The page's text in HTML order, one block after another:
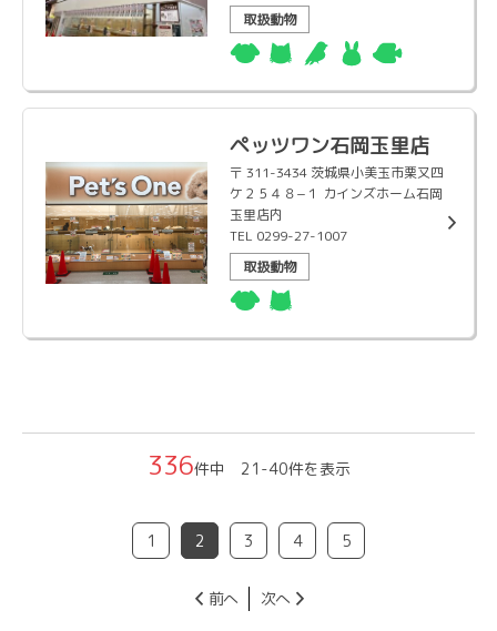
取扱動物
ペッツワン石岡玉里店
〒 311-3434 茨城県小美玉市栗又四
ケ２５４８−１ カインズホーム石岡
玉里店内
TEL 0299-27-1007
取扱動物
336件中 21-40件を表示
1 2 3 4 5
前へ 次へ